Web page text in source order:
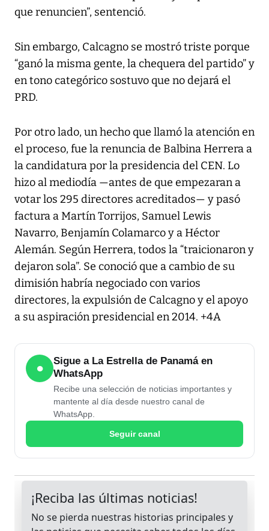
que renuncien”, sentenció.
Sin embargo, Calcagno se mostró triste porque
“ganó la misma gente, la chequera del partido” y
en tono categórico sostuvo que no dejará el
PRD.
Por otro lado, un hecho que llamó la atención en
el proceso, fue la renuncia de Balbina Herrera a
la candidatura por la presidencia del CEN. Lo
hizo al mediodía —antes de que empezaran a
votar los 295 directores acreditados— y pasó
factura a Martín Torrijos, Samuel Lewis
Navarro, Benjamín Colamarco y a Héctor
Alemán. Según Herrera, todos la “traicionaron y
dejaron sola”. Se conoció que a cambio de su
dimisión habría negociado con varios
directores, la expulsión de Calcagno y el apoyo
a su aspiración presidencial en 2014. +4A
●
Sigue a La Estrella de Panamá en
WhatsApp
Recibe una selección de noticias importantes y
mantente al día desde nuestro canal de
WhatsApp.
Seguir canal